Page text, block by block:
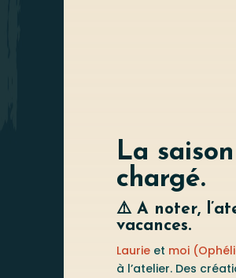
La
chargé.
⚠️ A noter,
vacances.
Laurieet moi
à l’atelier. Des